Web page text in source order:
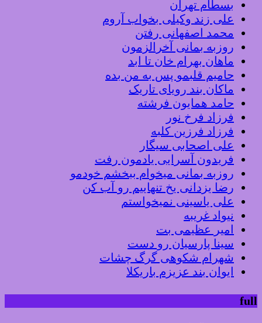
بسطام تهران
علی زند وکیلی بخواب آروم
محمد اصفهانی رفتن
روزبه بمانی آخرالزمون
ماهان بهرام خان تا ابد
حامیم قلبمو پس به من بده
ماکان بند رویای تاریک
حامد همایون فرشته
فرزاد فرخ نور
فرزاد فرزین کلبه
علی اصحابی سیگار
فریدون آسرایی یادمون رفت
روزبه بمانی میخوام ببخشم خودمو
رضا یزدانی یخ تنهاییم رو آب کن
علی یاسینی نمیخواستم
نیواد غریبه
امیر عظیمی بت
سینا پارسیان رو دست
شهرام شکوهی گرگ چشات
ایوان بند عزیزم باریکلا
full